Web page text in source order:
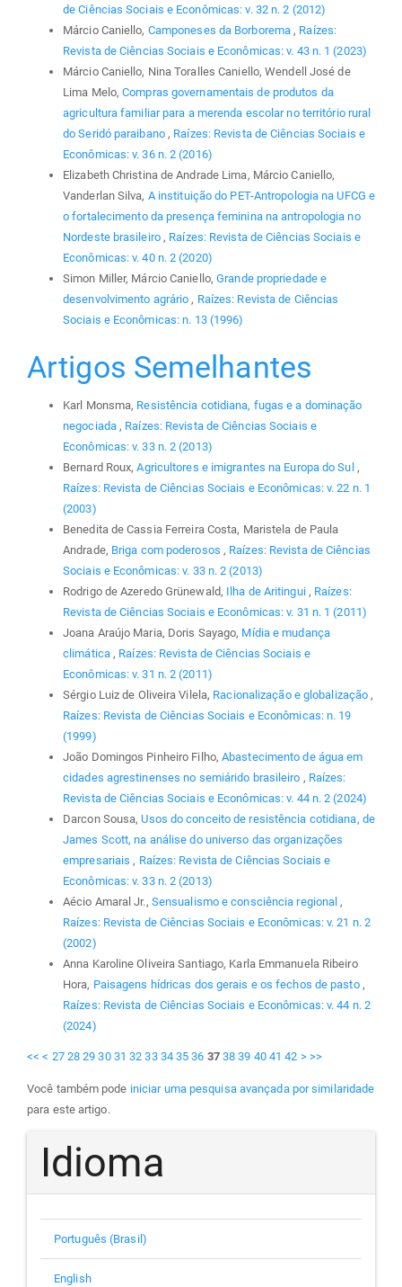
de Ciências Sociais e Econômicas: v. 32 n. 2 (2012)
Márcio Caniello, Camponeses da Borborema, Raízes:
Revista de Ciências Sociais e Econômicas: v. 43 n. 1 (2023)
Márcio Caniello, Nina Toralles Caniello, Wendell José de
Lima Melo,Compras governamentais de produtos da
agricultura familiar para a merenda escolar no território rural
do Seridó paraibano , Raízes: Revista de Ciências Sociais e
Econômicas: v. 36 n. 2 (2016)
Elizabeth Christina de Andrade Lima, Márcio Caniello,
Vanderlan Silva, A instituição do PET-Antropologia na UFCG e
o fortalecimento da presença feminina na antropologia no
Nordeste brasileiro , Raízes: Revista de Ciências Sociais e
Econômicas: v. 40 n. 2 (2020)
Simon Miller, Márcio Caniello,Grande propriedade e
desenvolvimento agrário, Raízes: Revista de Ciências
Sociais e Econômicas: n. 13 (1996)
Artigos Semelhantes
Karl Monsma, Resistência cotidiana, fugas e a dominação
negociada , Raízes: Revista de Ciências Sociais e
Econômicas: v. 33 n. 2 (2013)
Bernard Roux,Agricultores e imigrantes na Europa do Sul ,
Raízes: Revista de Ciências Sociais e Econômicas: v. 22 n. 1
(2003)
Benedita de Cassia Ferreira Costa, Maristela de Paula
Andrade, Briga com poderosos , Raízes: Revista de Ciências
Sociais e Econômicas: v. 33 n. 2 (2013)
Rodrigo de Azeredo Grünewald, Ilha de Aritingui , Raízes:
Revista de Ciências Sociais e Econômicas: v. 31 n. 1 (2011)
Joana Araújo Maria, Doris Sayago, Mídia e mudança
climática , Raízes: Revista de Ciências Sociais e
Econômicas: v. 31 n. 2 (2011)
Sérgio Luiz de Oliveira Vilela, Racionalização e globalização ,
Raízes: Revista de Ciências Sociais e Econômicas: n. 19
(1999)
João Domingos Pinheiro Filho,Abastecimento de água em
cidades agrestinenses no semiárido brasileiro , Raízes:
Revista de Ciências Sociais e Econômicas: v. 44 n. 2 (2024)
Darcon Sousa,Usos do conceito de resistência cotidiana, de
James Scott, na análise do universo das organizações
empresariais , Raízes: Revista de Ciências Sociais e
Econômicas: v. 33 n. 2 (2013)
Aécio Amaral Jr., Sensualismo e consciência regional ,
Raízes: Revista de Ciências Sociais e Econômicas: v. 21 n. 2
(2002)
Anna Karoline Oliveira Santiago, Karla Emmanuela Ribeiro
Hora, Paisagens hídricas dos gerais e os fechos de pasto ,
Raízes: Revista de Ciências Sociais e Econômicas: v. 44 n. 2
(2024)
<< < 27 28 29 30 31 32 33 34 35 36 37 38 39 40 41 42 > >>
Você também pode iniciar uma pesquisa avançada por similaridade
para este artigo.
Idioma
Português (Brasil)
English